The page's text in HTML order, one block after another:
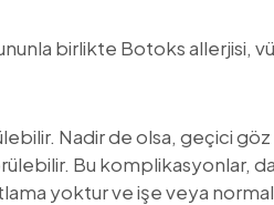
birlikte Botoks allerjisi,
Nadir de olsa, geçici göz
Bu komplikasyonlar,
yoktur ve işe veya